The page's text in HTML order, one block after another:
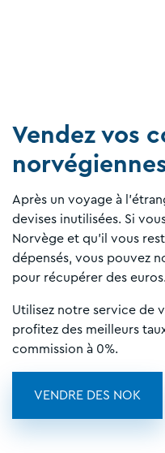
Vendez vos
Après un voyage à
devises inutilisées. Si
Norvège et qu'il vous
dépensés, vous pouvez
pour récupérer des euros.
Utilisez notre service de
profitez des meilleurs
commission à 0%.
VENDRE DES NOK